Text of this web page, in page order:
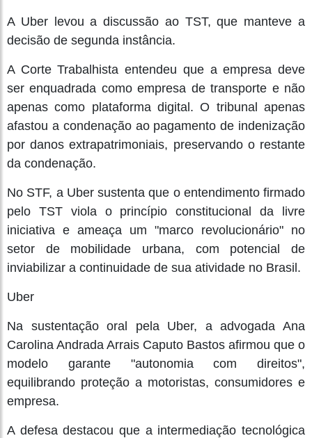
A Uber levou a discussão ao TST, que manteve a
decisão de segunda instância.
A Corte Trabalhista entendeu que a empresa deve
ser enquadrada como empresa de transporte e não
apenas como plataforma digital. O tribunal apenas
afastou a condenação ao pagamento de indenização
por danos extrapatrimoniais, preservando o restante
da condenação.
No STF, a Uber sustenta que o entendimento firmado
pelo TST viola o princípio constitucional da livre
iniciativa e ameaça um "marco revolucionário" no
setor de mobilidade urbana, com potencial de
inviabilizar a continuidade de sua atividade no Brasil.
Uber
Na sustentação oral pela Uber, a advogada Ana
Carolina Andrada Arrais Caputo Bastos afirmou que o
modelo garante "autonomia com direitos",
equilibrando proteção a motoristas, consumidores e
empresa.
A defesa destacou que a intermediação tecnológica